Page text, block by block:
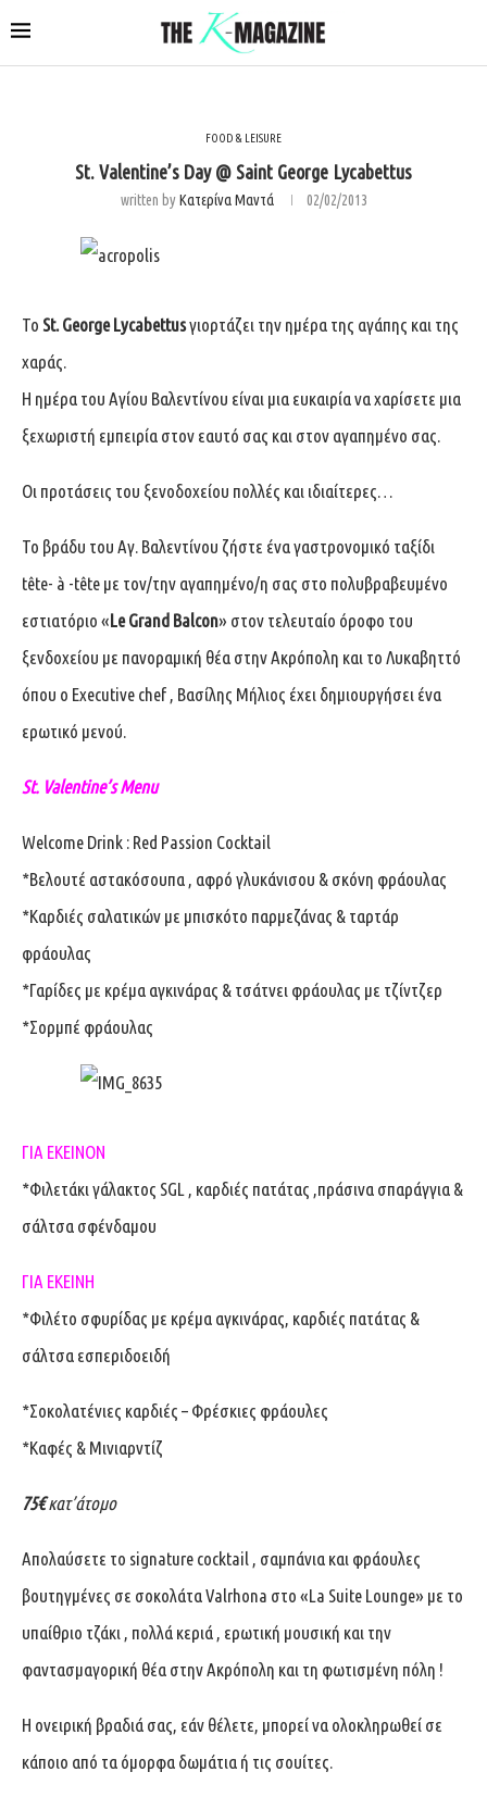
FOOD & LEISURE
St. Valentine’s Day @ Saint George Lycabettus
written byΚατερίνα Μαντά 02/02/2013
Το St. George Lycabettusγιορτάζει την ημέρα της αγάπης και της
χαράς.
Η ημέρα του Αγίου Βαλεντίνου είναι μια ευκαιρία να χαρίσετε μια
ξεχωριστή εμπειρία στον εαυτό σας και στον αγαπημένο σας.
Οι προτάσεις του ξενοδοχείου πολλές και ιδιαίτερες…
Το βράδυ του Αγ. Βαλεντίνου ζήστε ένα γαστρονομικό ταξίδι
tête- à -tête με τον/την αγαπημένο/η σας στο πολυβραβευμένο
εστιατόριο «Le Grand Balcon» στον τελευταίο όροφο του
ξενδοχείου με πανοραμική θέα στην Ακρόπολη και το Λυκαβηττό
όπου o Executive chef , Βασίλης Μήλιος έχει δημιουργήσει ένα
ερωτικό μενού.
St. Valentine’s Menu
Welcome Drink : Red Passion Cocktail
*Βελουτέ αστακόσουπα , αφρό γλυκάνισου & σκόνη φράουλας
*Καρδιές σαλατικών με μπισκότο παρμεζάνας & ταρτάρ
φράουλας
*Γαρίδες με κρέμα αγκινάρας & τσάτνει φράουλας με τζίντζερ
*Σορμπέ φράουλας
ΓΙΑ ΕΚΕΙΝΟΝ
*Φιλετάκι γάλακτος SGL , καρδιές πατάτας ,πράσινα σπαράγγια &
σάλτσα σφένδαμου
ΓΙΑ ΕΚΕΙΝΗ
*Φιλέτο σφυρίδας με κρέμα αγκινάρας, καρδιές πατάτας &
σάλτσα εσπεριδοειδή
*Σοκολατένιες καρδιές – Φρέσκιες φράουλες
*Καφές & Μινιαρντίζ
75€κατ’άτομο
Απολαύσετε το signature cocktail , σαμπάνια και φράουλες
βουτηγμένες σε σοκολάτα Valrhona στο «La Suite Lounge» με το
υπαίθριο τζάκι , πολλά κεριά , ερωτική μουσική και την
φαντασμαγορική θέα στην Ακρόπολη και τη φωτισμένη πόλη !
Η ονειρική βραδιά σας, εάν θέλετε, μπορεί να ολοκληρωθεί σε
κάποιο από τα όμορφα δωμάτια ή τις σουίτες.